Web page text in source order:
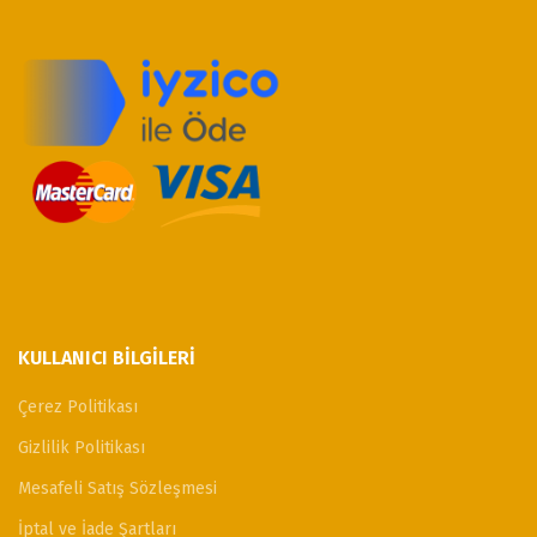
KULLANICI BILGILERI
Çerez Politikası
Gizlilik Politikası
Mesafeli Satış Sözleşmesi
İptal ve İade Şartları